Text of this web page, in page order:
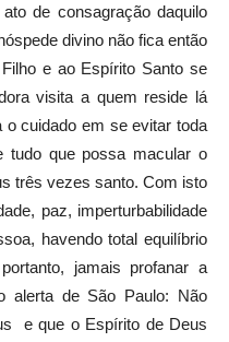
de consagração daquilo
divino não fica então
e ao Espírito Santo se
visita a quem reside lá
cuidado em se evitar toda
tudo que possa macular o
três vezes santo. Com isto
paz, imperturbabilidade
havendo total equilíbrio
jamais profanar a
alerta de São Paulo: Não
e que o Espírito de Deus